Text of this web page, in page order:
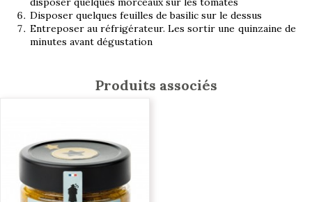
Disposer quelques feuilles de basilic sur le dessus
Entreposer au réfrigérateur. Les sortir une quinzaine de
minutes avant dégustation
Produits associés